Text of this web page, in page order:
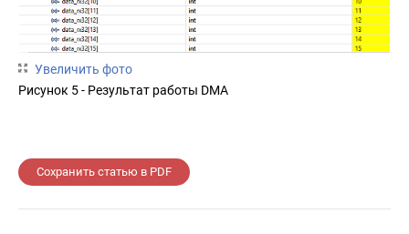
Увеличить фото
Рисунок 5 - Результат работы DMA
Сохранить статью в PDF